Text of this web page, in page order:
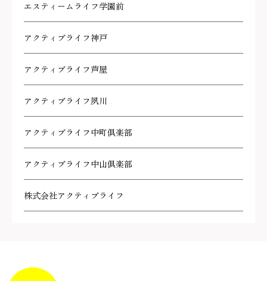
エスティームライフ学園前
アクティブライフ神戸
アクティブライフ芦屋
アクティブライフ夙川
アクティブライフ中町倶楽部
アクティブライフ中山倶楽部
株式会社アクティブライフ